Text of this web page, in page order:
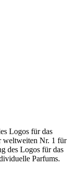
Logos für das
weltweiten Nr. 1 für
des Logos für das
Parfums.